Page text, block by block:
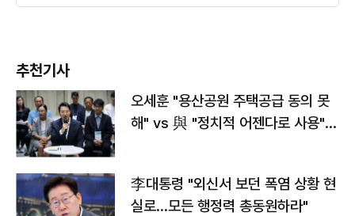
추천기사
오세훈 "용산공원 주택공급 동의 못
해" vs 與 "정치적 어젠다로 사용"
李대통령 "외신서 보던 폭염 상황 현
실로…모든 행정력 총동원하라"